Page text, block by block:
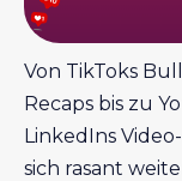
Von TikToks
Recaps bis zu
LinkedIns
sich rasant